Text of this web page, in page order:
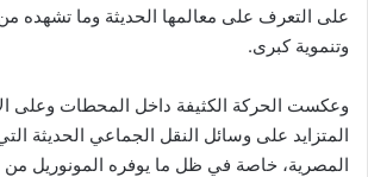
على التعرف على معالمها الحديثة وما تشهده
وتنموية كبرى.
وعكست الحركة الكثيفة داخل المحطات وعلى
المتزايد على وسائل النقل الجماعي الحديثة
المصرية، خاصة في ظل ما يوفره المونوريل